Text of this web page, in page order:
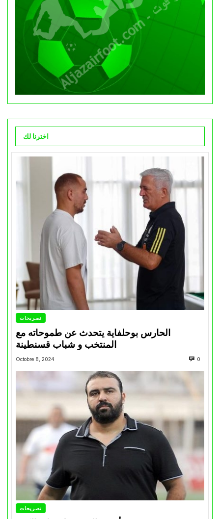
اخترنا لك
تصريحات
الحارس بوحلفاية يتحدث عن طموحاته مع
المنتخب و شباب قسنطينة
Octobre 8, 2024 0
تصريحات